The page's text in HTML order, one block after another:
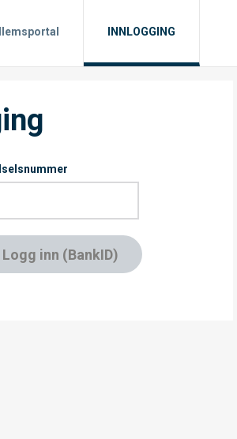
INNLOGGING
Logg inn (BankID)